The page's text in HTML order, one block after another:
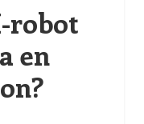
robot
en